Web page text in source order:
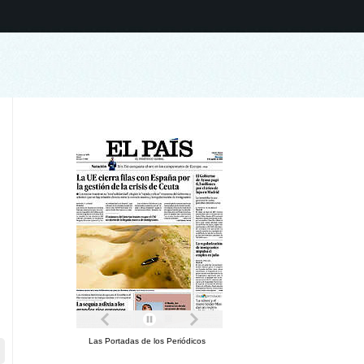
Las Portadas de los Periódicos